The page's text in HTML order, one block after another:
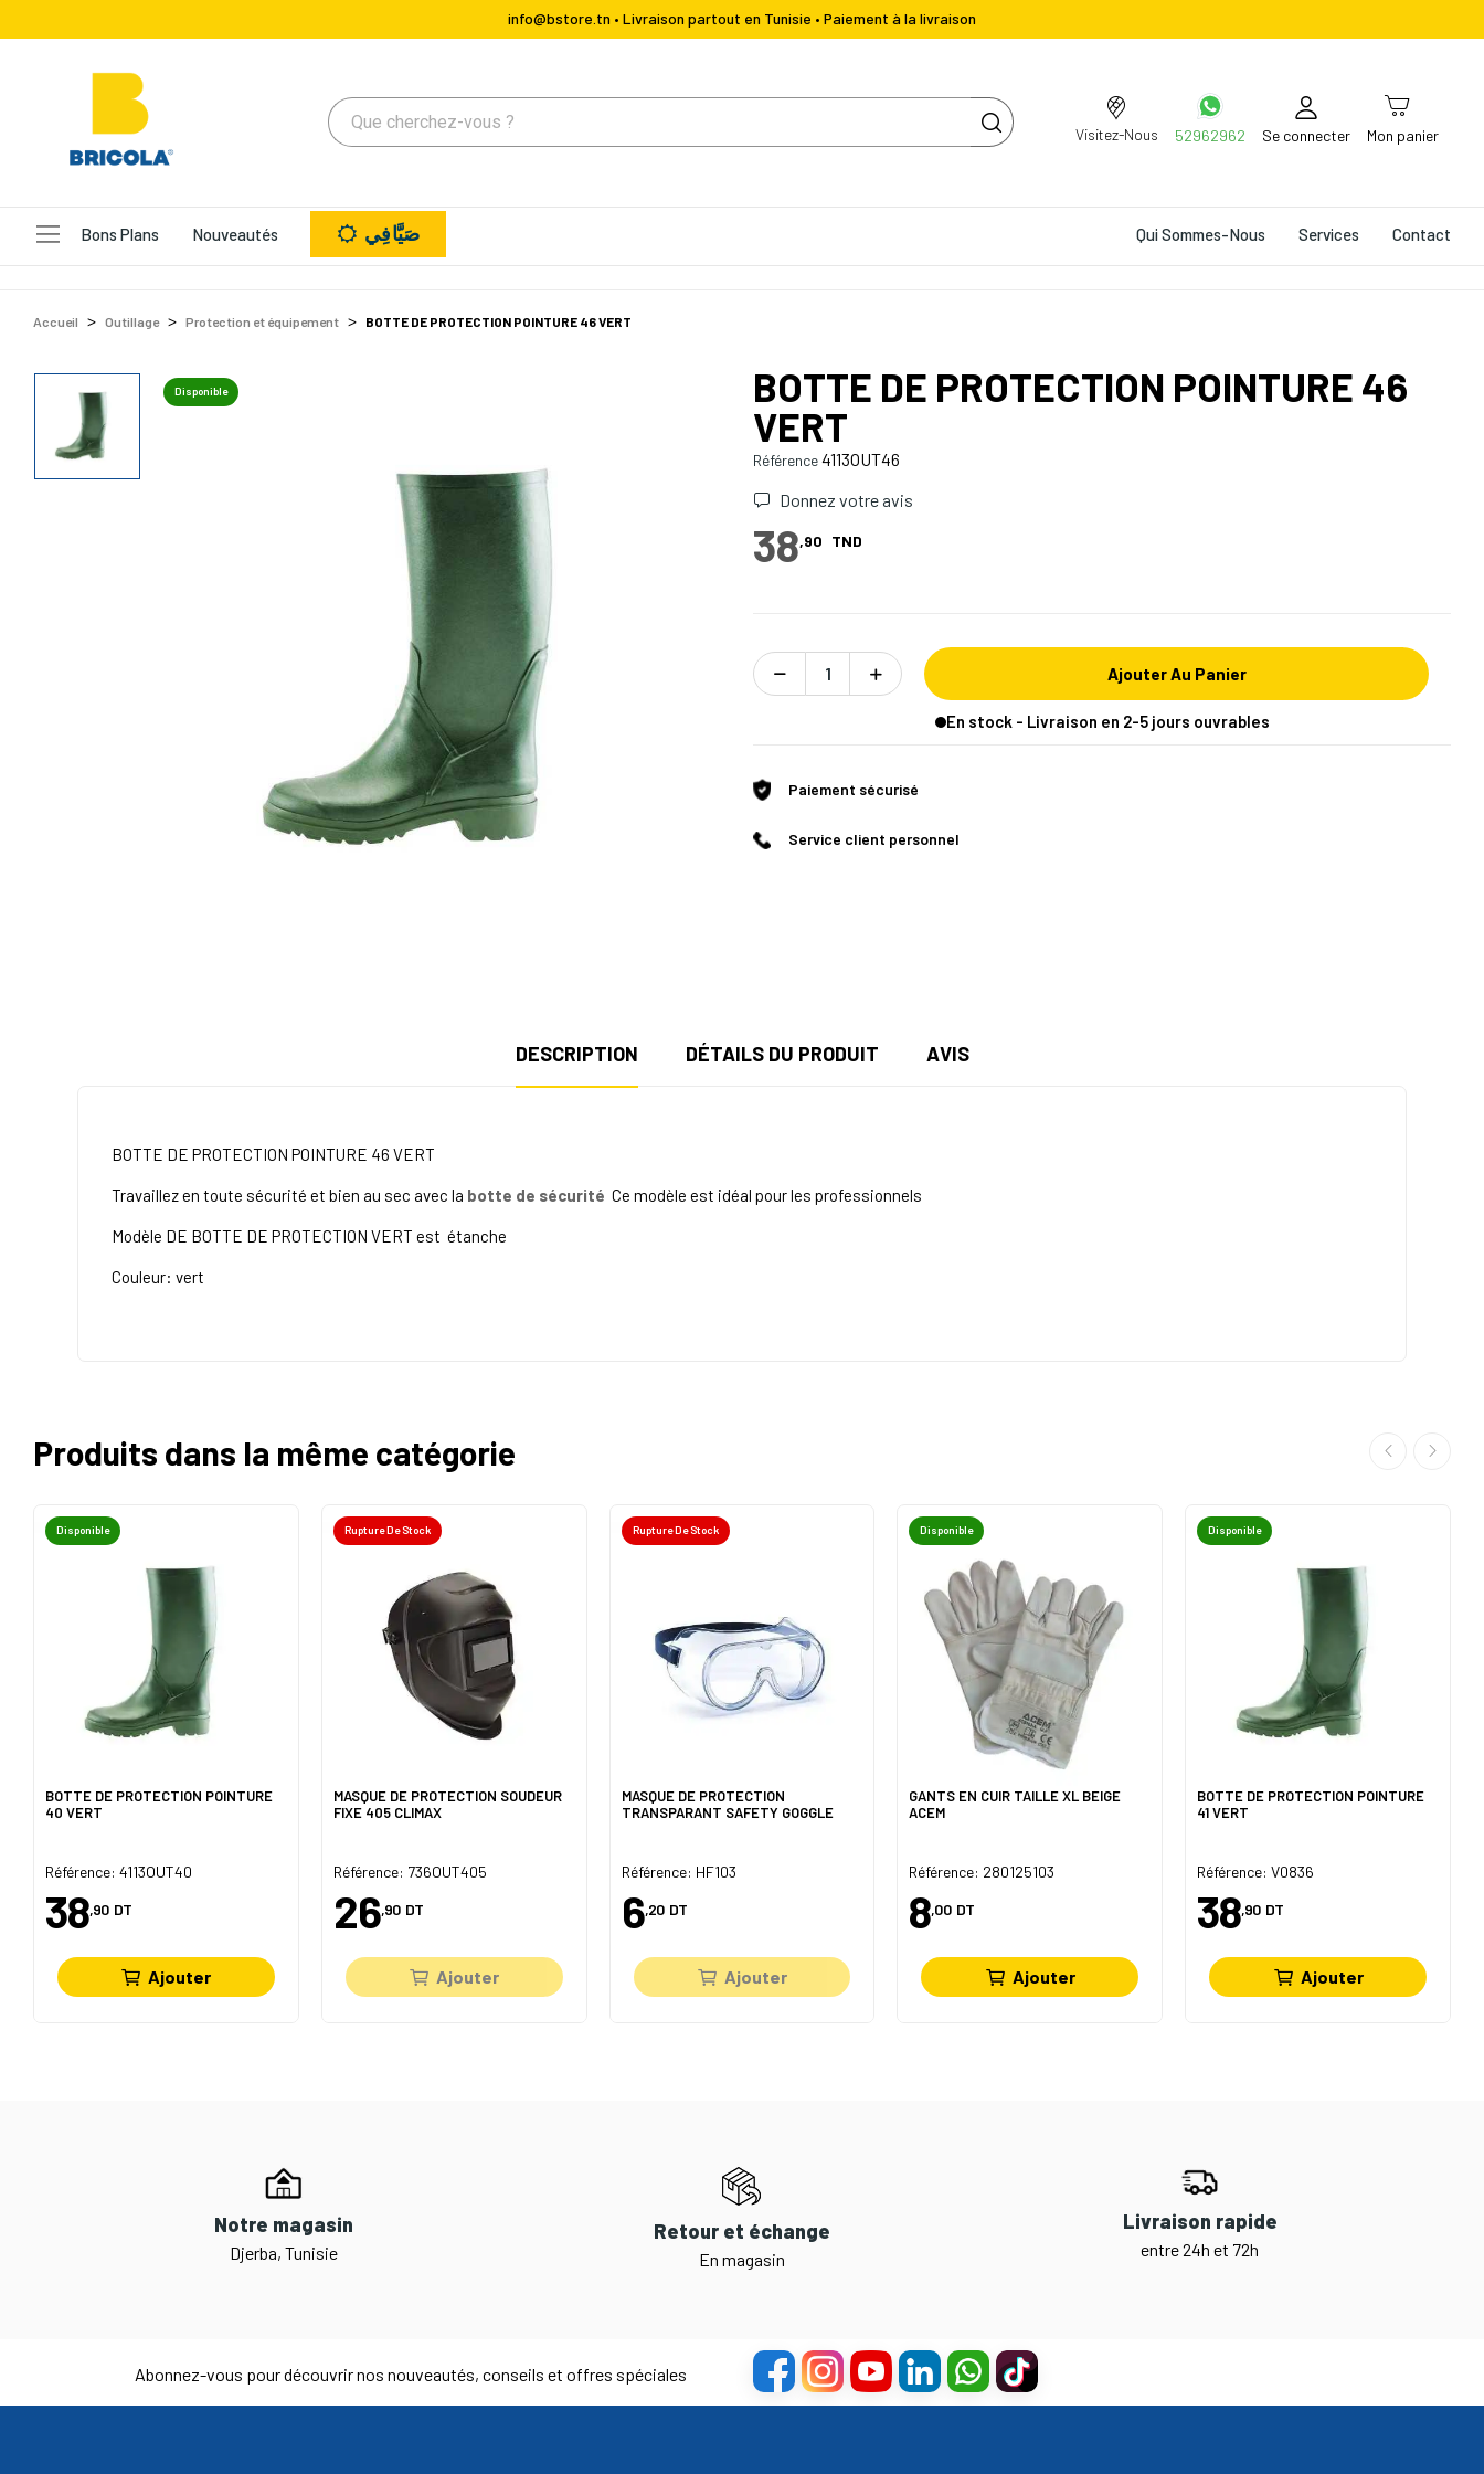
info@bstore.tn • Livraison partout en Tunisie • Paiement à la livraison
Visitez-Nous 52962962 Se connecter Mon panier
Bons Plans Nouveautés Qui Sommes-Nous Services Contact صَيَّافِي
Accueil Outillage Protection et équipement BOTTE DE PROTECTION POINTURE 46 VERT
Disponible
BOTTE DE PROTECTION POINTURE 46
VERT
Référence4113OUT46
Donnez votre avis
38,90 TND
Ajouter Au Panier
En stock - Livraison en 2-5 jours ouvrables
Paiement sécurisé
Service client personnel
DESCRIPTION DÉTAILS DU PRODUIT AVIS
BOTTE DE PROTECTION POINTURE 46 VERT
Travaillez en toute sécurité et bien au sec avec la botte de sécurité Ce modèle est idéal pour les professionnels
Modèle DE BOTTE DE PROTECTION VERT est étanche
Couleur: vert
Produits dans la même catégorie
Disponible
BOTTE DE PROTECTION POINTURE
40 VERT
Référence: 4113OUT40
38,90 DT
Ajouter
Rupture De Stock
MASQUE DE PROTECTION SOUDEUR
FIXE 405 CLIMAX
Référence: 736OUT405
26,90 DT
Ajouter
Rupture De Stock
MASQUE DE PROTECTION
TRANSPARANT SAFETY GOGGLE
Référence: HF103
6,20 DT
Ajouter
Disponible
GANTS EN CUIR TAILLE XL BEIGE
ACEM
Référence: 280125103
8,00 DT
Ajouter
Disponible
BOTTE DE PROTECTION POINTURE
41 VERT
Référence: V0836
38,90 DT
Ajouter
Notre magasin
Djerba, Tunisie
Retour et échange
En magasin
Livraison rapide
entre 24h et 72h
Abonnez-vous pour découvrir nos nouveautés, conseils et offres spéciales